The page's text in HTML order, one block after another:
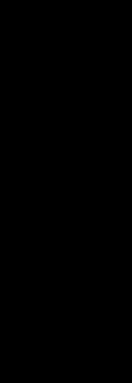
เพื่อ
ย่างใกล้ชิด พร้อมชม
ตรการป้องกันโค
กันอีก” อย่างเป็น
เสิร์ตที่ทุกคนรอคอย
ดจ้าน ในเวอร์ชั่นการ
ม่มีกั๊ก ทำเอาในงาน
มโพรไวซ์หนักๆ อย่าง
กที่ไมโลเข้ามาแร็ป
การแสดง Tilly Birds
เศร้า เป็นช่วงแห่ง
ม พร้อมรอยยิ้มและ
ยกับเพลงสุดท้ายของ